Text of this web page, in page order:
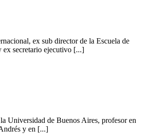
ex sub director de la Escuela de
secretario ejecutivo [...]
Universidad de Buenos Aires, profesor en
y en [...]